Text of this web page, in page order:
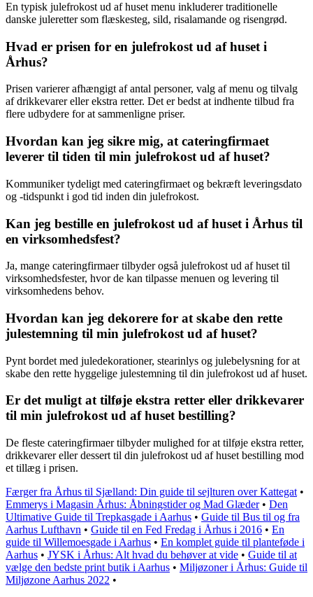
En typisk julefrokost ud af huset menu inkluderer traditionelle
danske juleretter som flæskesteg, sild, risalamande og risengrød.
Hvad er prisen for en julefrokost ud af huset i
Århus?
Prisen varierer afhængigt af antal personer, valg af menu og tilvalg
af drikkevarer eller ekstra retter. Det er bedst at indhente tilbud fra
flere udbydere for at sammenligne priser.
Hvordan kan jeg sikre mig, at cateringfirmaet
leverer til tiden til min julefrokost ud af huset?
Kommuniker tydeligt med cateringfirmaet og bekræft leveringsdato
og -tidspunkt i god tid inden din julefrokost.
Kan jeg bestille en julefrokost ud af huset i Århus til
en virksomhedsfest?
Ja, mange cateringfirmaer tilbyder også julefrokost ud af huset til
virksomhedsfester, hvor de kan tilpasse menuen og levering til
virksomhedens behov.
Hvordan kan jeg dekorere for at skabe den rette
julestemning til min julefrokost ud af huset?
Pynt bordet med juledekorationer, stearinlys og julebelysning for at
skabe den rette hyggelige julestemning til din julefrokost ud af huset.
Er det muligt at tilføje ekstra retter eller drikkevarer
til min julefrokost ud af huset bestilling?
De fleste cateringfirmaer tilbyder mulighed for at tilføje ekstra retter,
drikkevarer eller dessert til din julefrokost ud af huset bestilling mod
et tillæg i prisen.
Færger fra Århus til Sjælland: Din guide til sejlturen over Kattegat •
Emmerys i Magasin Århus: Åbningstider og Mad Glæder• Den
Ultimative Guide til Trepkasgade i Aarhus • Guide til Bus til og fra
Aarhus Lufthavn • Guide til en Fed Fredag i Århus i 2016 • En
guide til Willemoesgade i Aarhus • En komplet guide til planteføde i
Aarhus • JYSK i Århus: Alt hvad du behøver at vide • Guide til at
vælge den bedste print butik i Aarhus • Miljøzoner i Århus: Guide til
Miljøzone Aarhus 2022 •